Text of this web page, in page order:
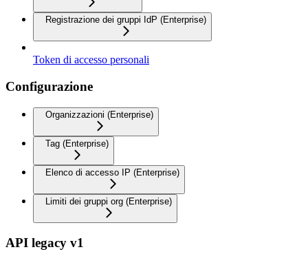
Registrazione dei gruppi IdP (Enterprise)
Token di accesso personali
Configurazione
Organizzazioni (Enterprise)
Tag (Enterprise)
Elenco di accesso IP (Enterprise)
Limiti dei gruppi org (Enterprise)
API legacy v1